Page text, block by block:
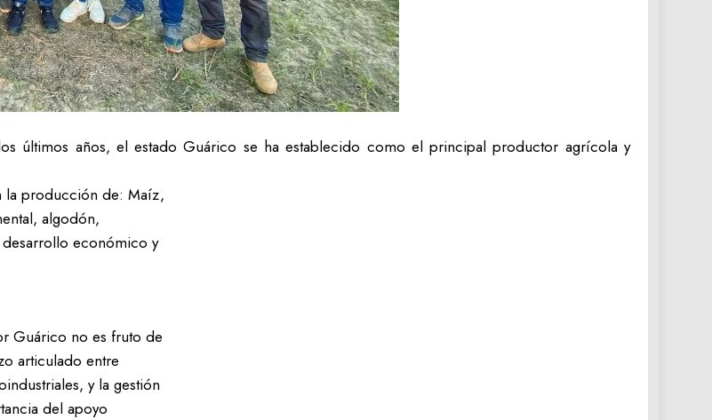
últimos años, el estado Guárico se ha establecido como el principal productor agrícola y
la producción de: Maíz,
algodón,
económico y
Guárico no es fruto de
articulado entre
y la gestión
del apoyo